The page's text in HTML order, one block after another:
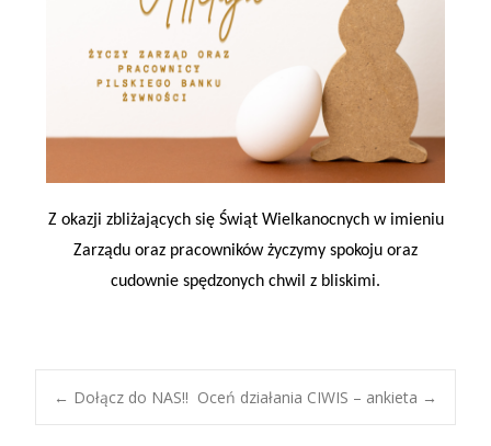
Z okazji zbliżających się Świąt Wielkanocnych w imieniu
Zarządu oraz pracowników życzymy spokoju oraz
cudownie spędzonych chwil z bliskimi.
← Dołącz do NAS!! Oceń działania CIWIS – ankieta →